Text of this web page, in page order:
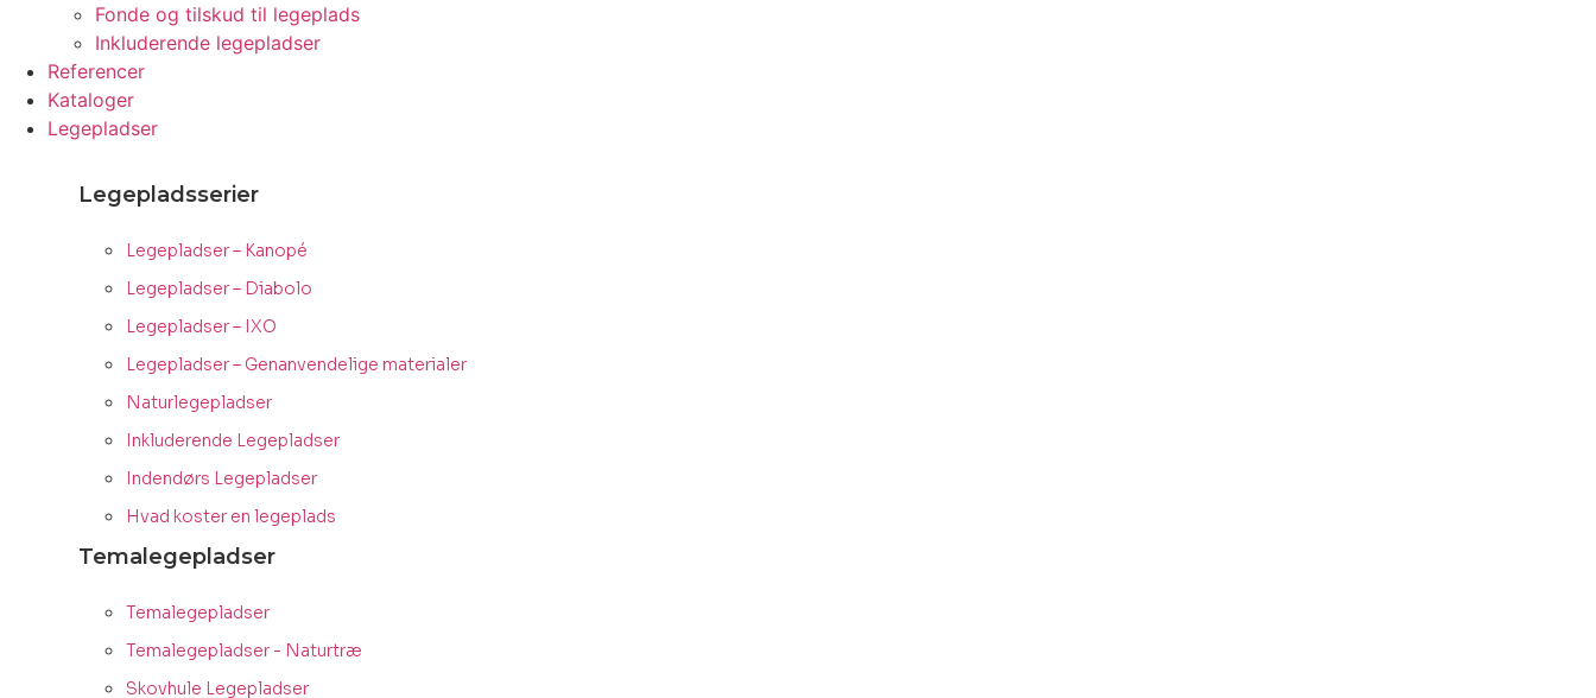
Fonde og tilskud til legeplads
Inkluderende legepladser
Referencer
Kataloger
Legepladser
Legepladsserier
Legepladser – Kanopé
Legepladser – Diabolo
Legepladser – IXO
Legepladser – Genanvendelige materialer
Naturlegepladser
Inkluderende Legepladser
Indendørs Legepladser
Hvad koster en legeplads
Temalegepladser
Temalegepladser
Temalegepladser - Naturtræ
Skovhule Legepladser